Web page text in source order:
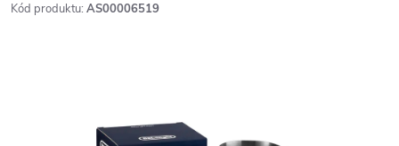
Kód produktu: AS00006519